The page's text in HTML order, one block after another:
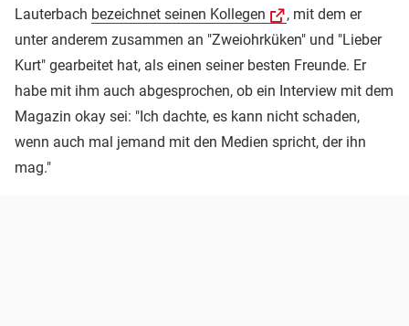
Lauterbach bezeichnet seinen Kollegen
, mit dem er
unter anderem zusammen an "Zweiohrküken" und "Lieber
Kurt" gearbeitet hat, als einen seiner besten Freunde. Er
habe mit ihm auch abgesprochen, ob ein Interview mit dem
Magazin okay sei: "Ich dachte, es kann nicht schaden,
wenn auch mal jemand mit den Medien spricht, der ihn
mag."